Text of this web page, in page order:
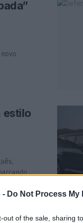
- Do Not Process
out of the sale, sharing
estilo
...